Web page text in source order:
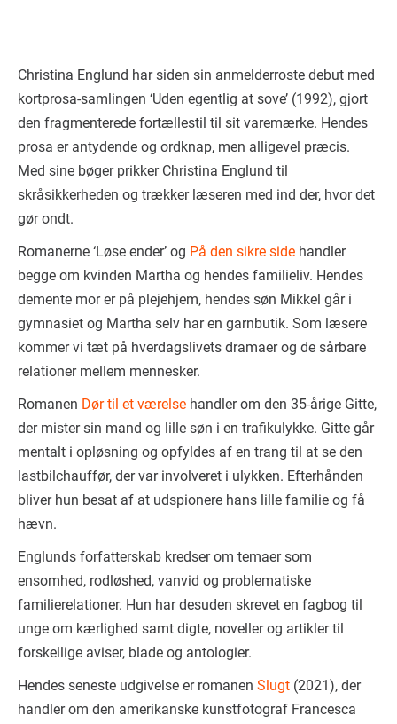
Christina Englund har siden sin anmelderroste debut med
kortprosa-samlingen ‘Uden egentlig at sove’ (1992), gjort
den fragmenterede fortællestil til sit varemærke. Hendes
prosa er antydende og ordknap, men alligevel præcis.
Med sine bøger prikker Christina Englund til
skråsikkerheden og trækker læseren med ind der, hvor det
gør ondt.
Romanerne ‘Løse ender’ og På den sikre side handler
begge om kvinden Martha og hendes familieliv. Hendes
demente mor er på plejehjem, hendes søn Mikkel går i
gymnasiet og Martha selv har en garnbutik. Som læsere
kommer vi tæt på hverdagslivets dramaer og de sårbare
relationer mellem mennesker.
Romanen Dør til et værelse handler om den 35-årige Gitte,
der mister sin mand og lille søn i en trafikulykke. Gitte går
mentalt i opløsning og opfyldes af en trang til at se den
lastbilchauffør, der var involveret i ulykken. Efterhånden
bliver hun besat af at udspionere hans lille familie og få
hævn.
Englunds forfatterskab kredser om temaer som
ensomhed, rodløshed, vanvid og problematiske
familierelationer. Hun har desuden skrevet en fagbog til
unge om kærlighed samt digte, noveller og artikler til
forskellige aviser, blade og antologier.
Hendes seneste udgivelse er romanen Slugt (2021), der
handler om den amerikanske kunstfotograf Francesca